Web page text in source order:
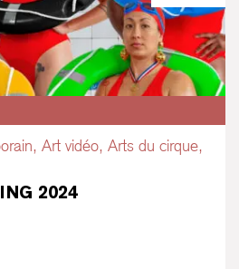
Art vidéo, Arts du cirque,
2024
2024